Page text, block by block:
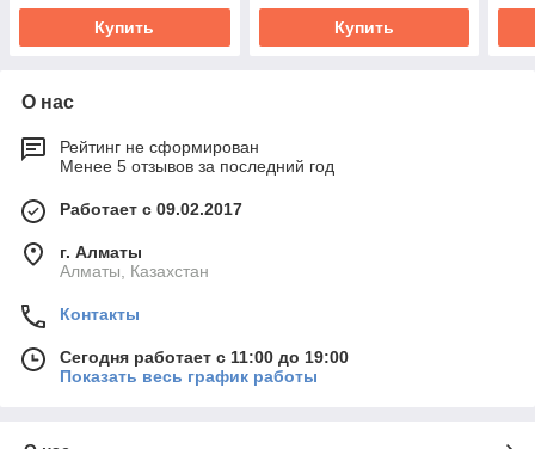
Купить Купить
О нас
Рейтинг не сформирован
Менее 5 отзывов за последний год
Работает с 09.02.2017
г. Алматы
Алматы, Казахстан
Контакты
Сегодня работает с 11:00 до 19:00
Показать весь график работы